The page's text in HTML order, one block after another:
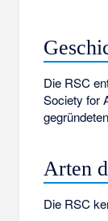
Die RSC
Society for
gegründeten
Arten
Die RSC